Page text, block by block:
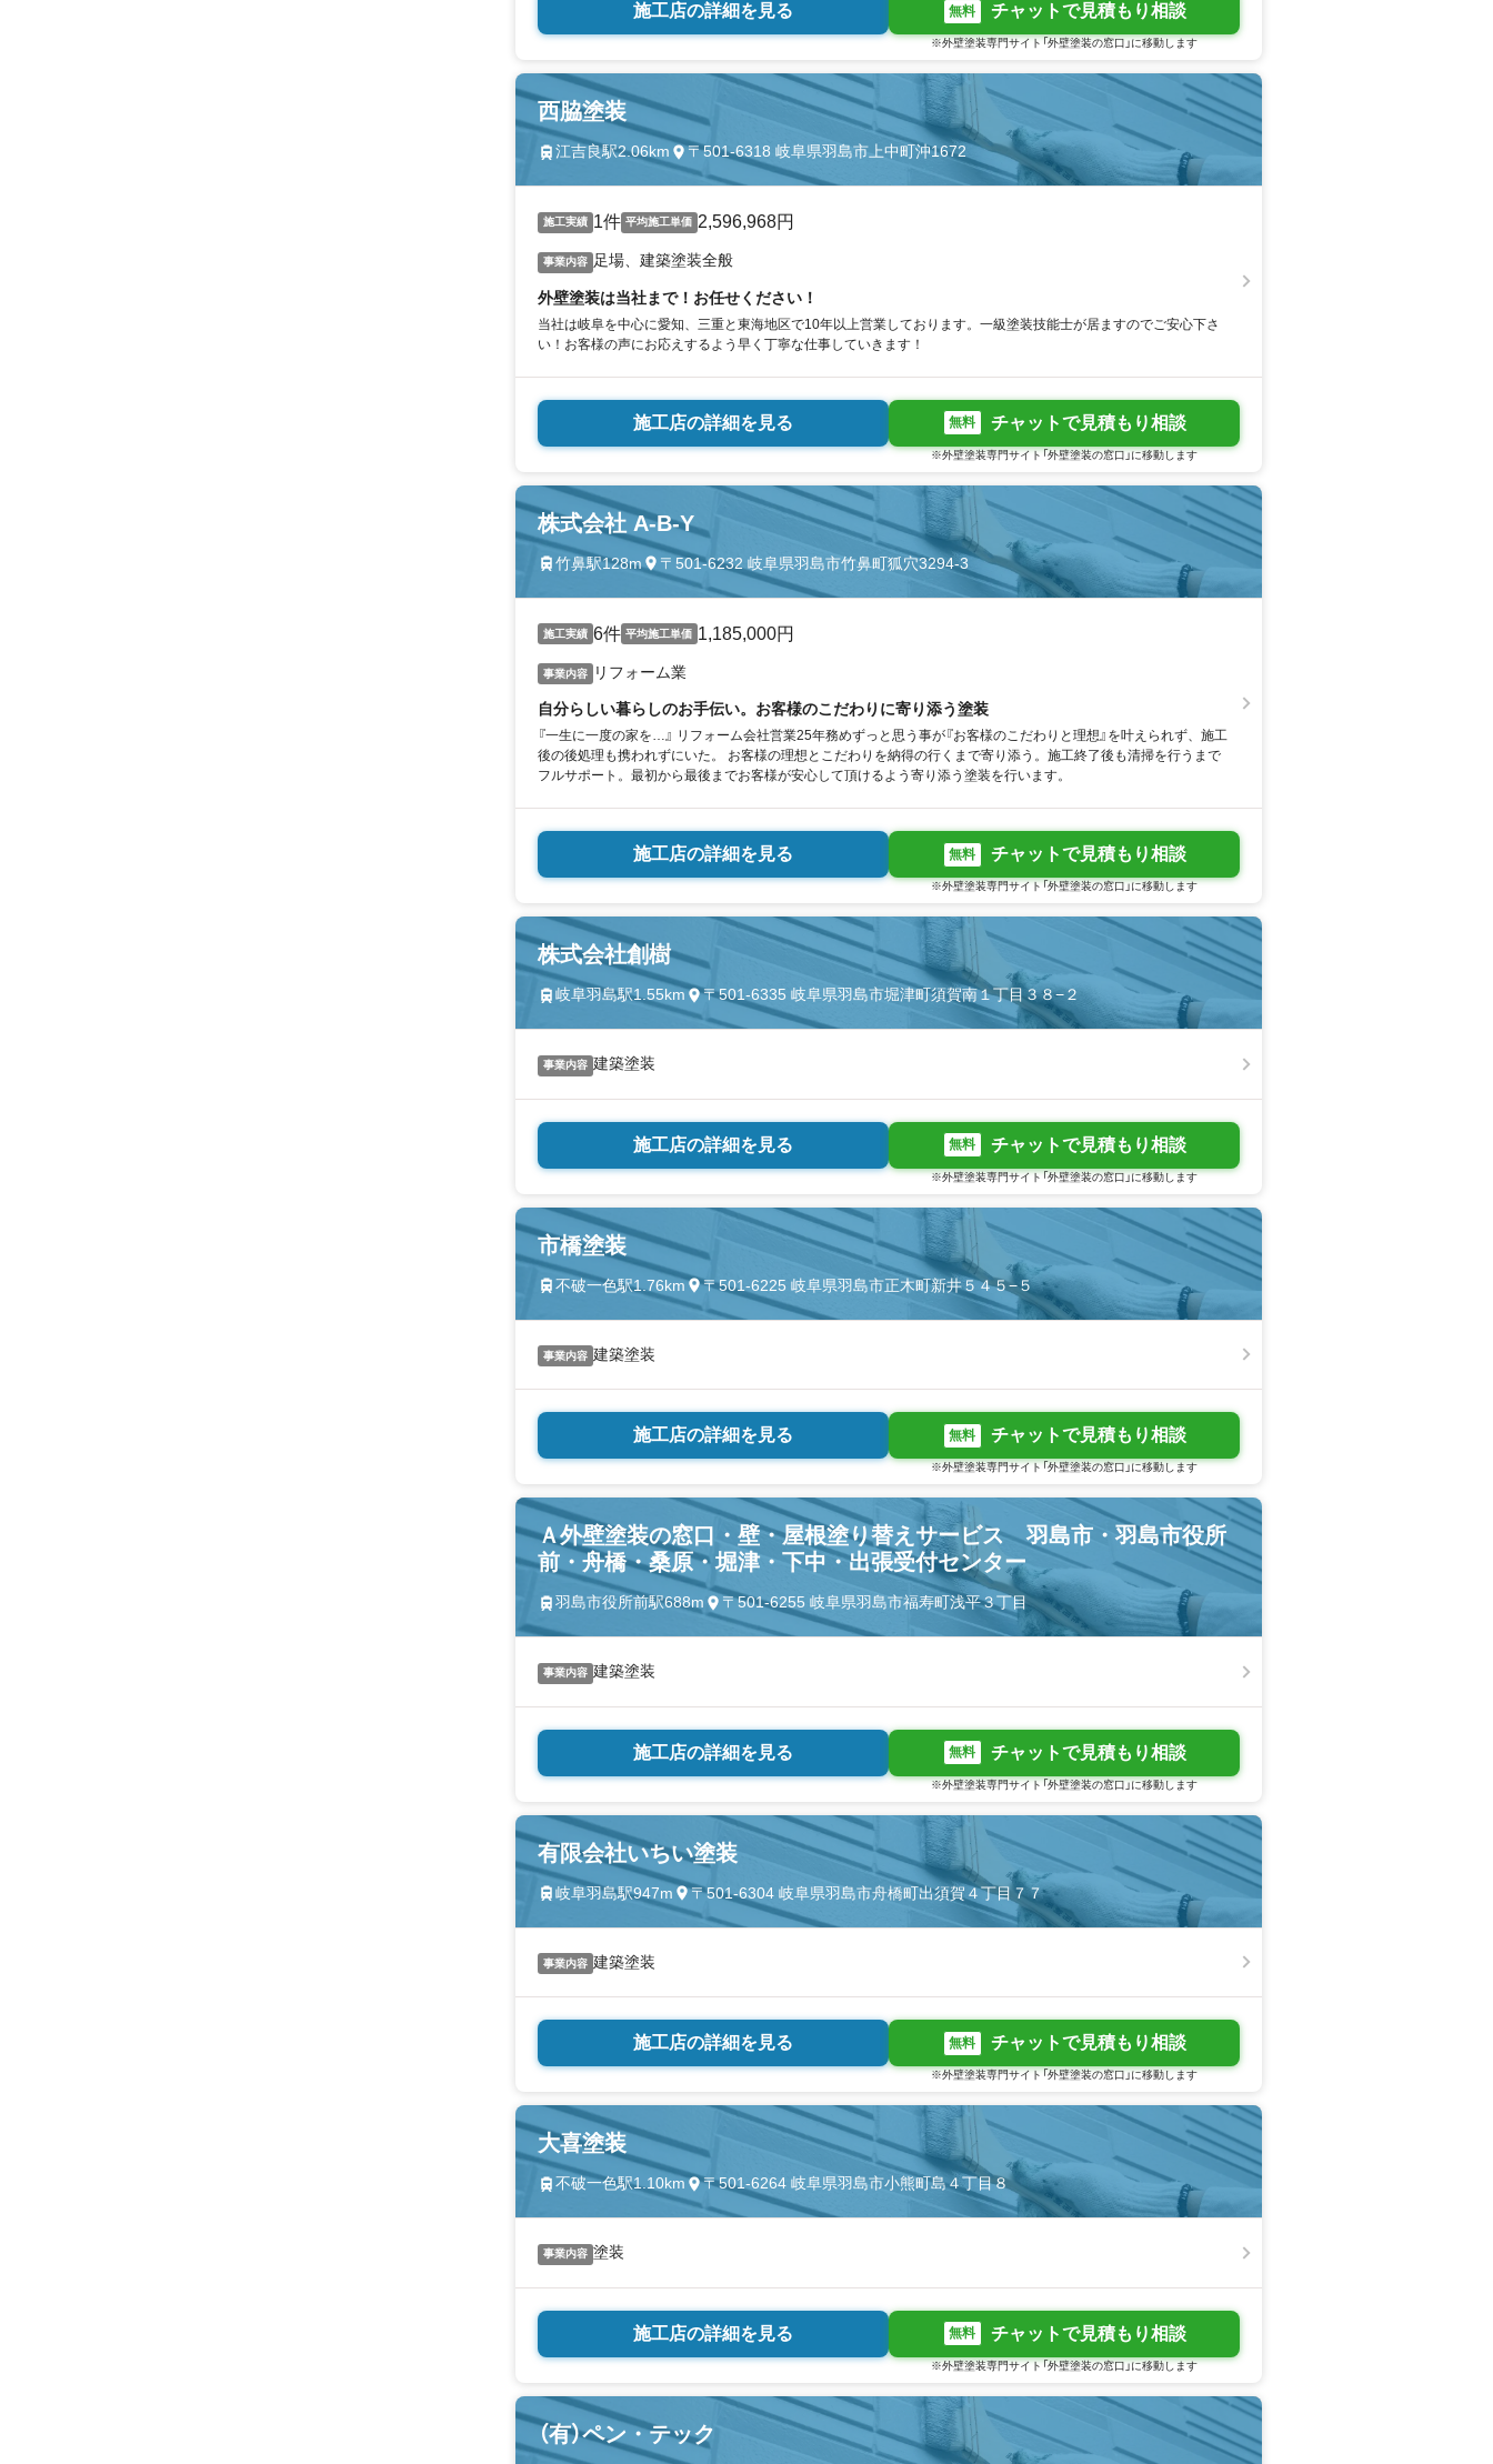
施工店の詳細を見る 無料 チャットで見積もり相談
※外壁塗装専門サイト「外壁塗装の窓口」に移動します
西脇塗装
江吉良駅2.06km 〒501-6318 岐阜県羽島市上中町沖1672
施工実績 1件 平均施工単価 2,596,968円
事業内容 足場、建築塗装全般
外壁塗装は当社まで！お任せください！
当社は岐阜を中心に愛知、三重と東海地区で10年以上営業しております。一級塗装技能士が居ますのでご安心下さ
い！お客様の声にお応えするよう早く丁寧な仕事していきます！
施工店の詳細を見る 無料 チャットで見積もり相談
※外壁塗装専門サイト「外壁塗装の窓口」に移動します
株式会社 A-B-Y
竹鼻駅128m 〒501-6232 岐阜県羽島市竹鼻町狐穴3294-3
施工実績 6件 平均施工単価 1,185,000円
事業内容 リフォーム業
自分らしい暮らしのお手伝い。お客様のこだわりに寄り添う塗装
『一生に一度の家を…』 リフォーム会社営業25年務めずっと思う事が『お客様のこだわりと理想』を叶えられず、施工
後の後処理も携われずにいた。 お客様の理想とこだわりを納得の行くまで寄り添う。施工終了後も清掃を行うまで
フルサポート。最初から最後までお客様が安心して頂けるよう寄り添う塗装を行います。
施工店の詳細を見る 無料 チャットで見積もり相談
※外壁塗装専門サイト「外壁塗装の窓口」に移動します
株式会社創樹
岐阜羽島駅1.55km 〒501-6335 岐阜県羽島市堀津町須賀南１丁目３８−２
事業内容 建築塗装
施工店の詳細を見る 無料 チャットで見積もり相談
※外壁塗装専門サイト「外壁塗装の窓口」に移動します
市橋塗装
不破一色駅1.76km 〒501-6225 岐阜県羽島市正木町新井５４５−５
事業内容 建築塗装
施工店の詳細を見る 無料 チャットで見積もり相談
※外壁塗装専門サイト「外壁塗装の窓口」に移動します
Ａ外壁塗装の窓口・壁・屋根塗り替えサービス 羽島市・羽島市役所
前・舟橋・桑原・堀津・下中・出張受付センター
羽島市役所前駅688m 〒501-6255 岐阜県羽島市福寿町浅平３丁目
事業内容 建築塗装
施工店の詳細を見る 無料 チャットで見積もり相談
※外壁塗装専門サイト「外壁塗装の窓口」に移動します
有限会社いちい塗装
岐阜羽島駅947m 〒501-6304 岐阜県羽島市舟橋町出須賀４丁目７７
事業内容 建築塗装
施工店の詳細を見る 無料 チャットで見積もり相談
※外壁塗装専門サイト「外壁塗装の窓口」に移動します
大喜塗装
不破一色駅1.10km 〒501-6264 岐阜県羽島市小熊町島４丁目８
事業内容 塗装
施工店の詳細を見る 無料 チャットで見積もり相談
※外壁塗装専門サイト「外壁塗装の窓口」に移動します
（有）ペン・テック